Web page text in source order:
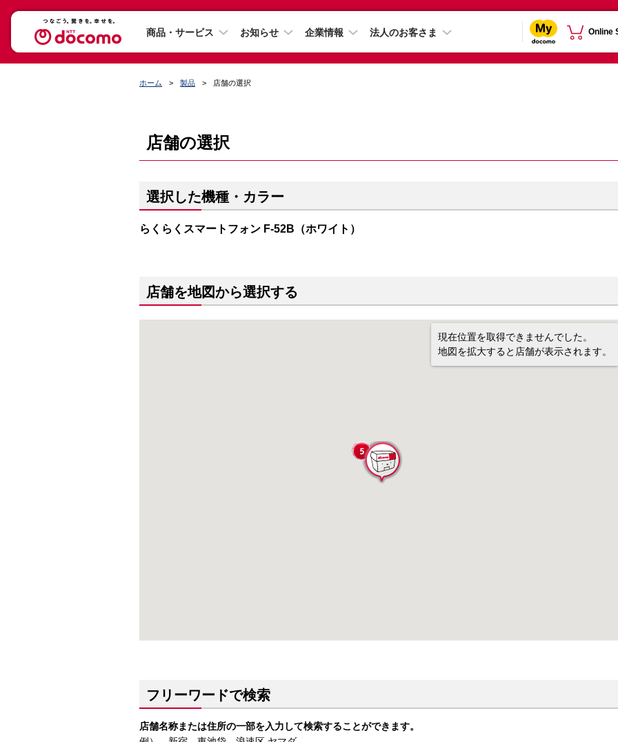
商品・サービス お知らせ 企業情報 法人のお客さま Online
ホーム 製品 店舗の選択
店舗の選択
選択した機種・カラー
らくらくスマートフォン F-52B（ホワイト）
店舗を地図から選択する
現在位置を取得できませんでした。
地図を拡大すると店舗が表示されます。
フリーワードで検索
店舗名称または住所の一部を入力して検索することができます。